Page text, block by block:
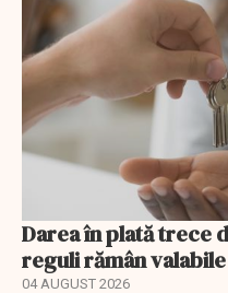
Darea în plată trece
reguli rămân
04 AUGUST 2026